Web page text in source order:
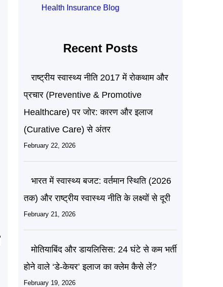
Health Insurance Blog
Recent Posts
राष्ट्रीय स्वास्थ्य नीति 2017 में रोकथाम और
प्रचार (Preventive & Promotive
Healthcare) पर जोर: कारण और इलाज
(Curative Care) से अंतर
February 22, 2026
भारत में स्वास्थ्य बजट: वर्तमान स्थिति (2026
तक) और राष्ट्रीय स्वास्थ्य नीति के लक्ष्यों से दूरी
February 21, 2026
मोतियाबिंद और डायलिसिस: 24 घंटे से कम भर्ती
होने वाले ‘डे-केयर’ इलाज का क्लेम कैसे लें?
February 19, 2026